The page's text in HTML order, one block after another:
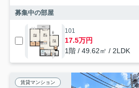
募集中の部屋
101
17.5万円
1階 / 49.62㎡ / 2LDK
賃貸マンション